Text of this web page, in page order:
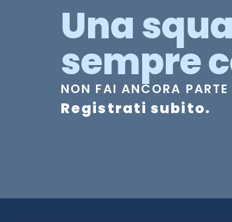
Una
sempre
NON FAI ANCORA PARTE
Registrati subito.